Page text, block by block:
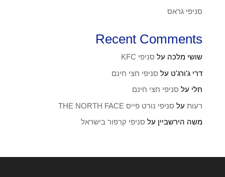
סניפי גראס
Recent Comments
שושי מלכה על סניפי KFC
דרי ג'ורג'ט על סניפי חצי חינם
חלי על סניפי חצי חינם
רעותעל סניפי נורט פייס THE NORTH FACE
משה הירשביין על סניפי קרפור בישראל